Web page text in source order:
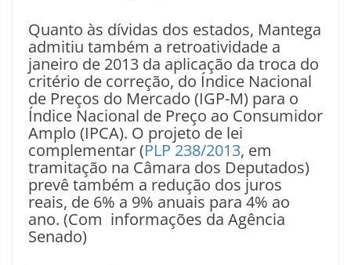
Quanto às dívidas dos estados, Mantega
admitiu também a retroatividade a
janeiro de 2013 da aplicação da troca do
critério de correção, do Índice Nacional
de Preços do Mercado (IGP-M) para o
Índice Nacional de Preço ao Consumidor
Amplo (IPCA). O projeto de lei
complementar (PLP 238/2013, em
tramitação na Câmara dos Deputados)
prevê também a redução dos juros
reais, de 6% a 9% anuais para 4% ao
ano. (Com informações da Agência
Senado)